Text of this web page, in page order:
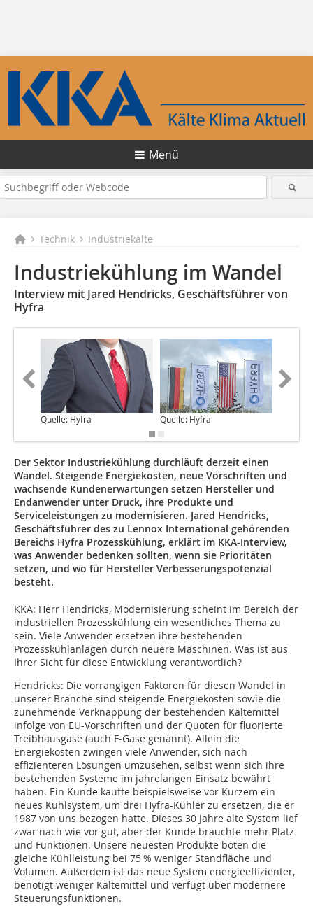
Menü
Technik Industriekälte
Industriekühlung im Wandel
Interview mit Jared Hendricks, Geschäftsführer von
Hyfra
Quelle: Hyfra Quelle: Hyfra
Der Sektor Industriekühlung durchläuft derzeit einen
Wandel. Steigende Energiekosten, neue Vorschriften und
wachsende Kundenerwartungen setzen Hersteller und
Endanwender unter Druck, ihre Produkte und
Serviceleistungen zu modernisieren. Jared Hendricks,
Geschäftsführer des zu Lennox International gehörenden
Bereichs Hyfra Prozesskühlung, erklärt im KKA-Interview,
was Anwender bedenken sollten, wenn sie Prioritäten
setzen, und wo für Hersteller Verbesserungspotenzial
besteht.
KKA: Herr Hendricks, Modernisierung scheint im Bereich der
industriellen Prozesskühlung ein wesentliches Thema zu
sein. Viele Anwender ersetzen ihre bestehenden
Prozesskühlanlagen durch neuere Maschinen. Was ist aus
Ihrer Sicht für diese Entwicklung verantwortlich?
Hendricks: Die vorrangigen Faktoren für diesen Wandel in
unserer Branche sind steigende Energiekosten sowie die
zunehmende Verknappung der bestehenden Kältemittel
infolge von EU-Vorschriften und der Quoten für fluorierte
Treibhausgase (auch F-Gase genannt). Allein die
Energiekosten zwingen viele Anwender, sich nach
effizienteren Lösungen umzusehen, selbst wenn sich ihre
bestehenden Systeme im jahrelangen Einsatz bewährt
haben. Ein Kunde kaufte beispielsweise vor Kurzem ein
neues Kühlsystem, um drei Hyfra-Kühler zu ersetzen, die er
1987 von uns bezogen hatte. Dieses 30 Jahre alte System lief
zwar nach wie vor gut, aber der Kunde brauchte mehr Platz
und Funktionen. Unsere neuesten Produkte boten die
gleiche Kühlleistung bei 75 % weniger Standfläche und
Volumen. Außerdem ist das neue System energieeffizienter,
benötigt weniger Kältemittel und verfügt über modernere
Steuerungsfunktionen.